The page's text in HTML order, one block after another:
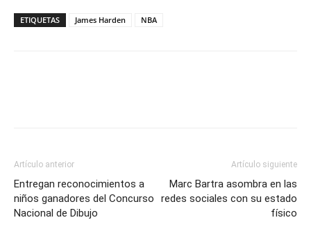
ETIQUETAS James Harden NBA
Artículo anterior
Entregan reconocimientos a
niños ganadores del Concurso
Nacional de Dibujo
Artículo siguiente
Marc Bartra asombra en las
redes sociales con su estado
físico